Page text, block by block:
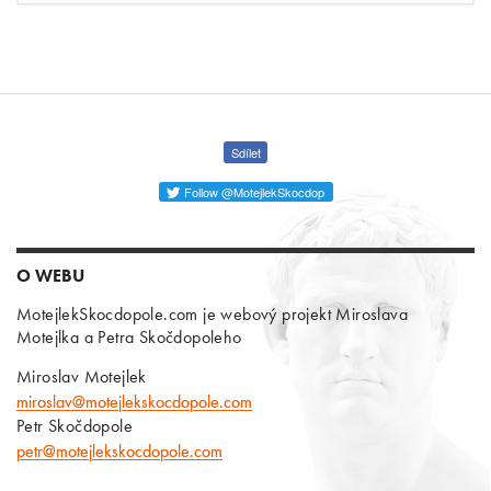
Sdílet
Follow @MotejlekSkocdop
O WEBU
MotejlekSkocdopole.com je webový projekt Miroslava
Motejlka a Petra Skočdopoleho
Miroslav Motejlek
miroslav@motejlekskocdopole.com
Petr Skočdopole
petr@motejlekskocdopole.com